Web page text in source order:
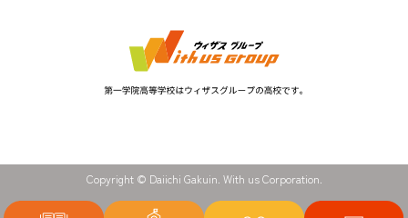
Copyright © Daiichi Gakuin. With us Corporation.